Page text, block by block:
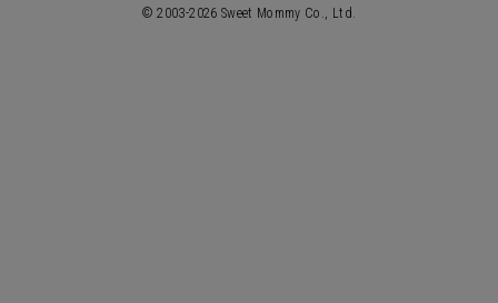
© 2003-2026 Sweet Mommy Co., Ltd.